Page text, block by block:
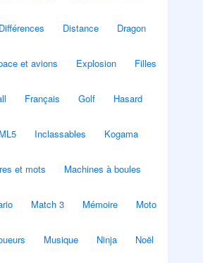
Différences Distance Dragon
et avions Explosion Filles
Français Golf Hasard
Inclassables Kogama
et mots Machines à boules
Match 3 Mémoire Moto
Musique Ninja Noël